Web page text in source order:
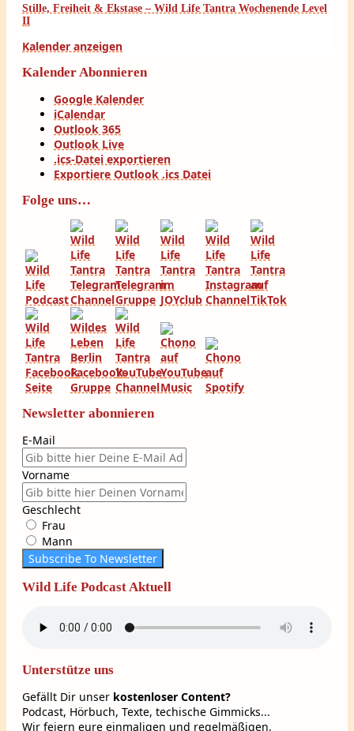
Stille, Freiheit & Ekstase – Wild Life Tantra Wochenende Level
II
Kalender anzeigen
Kalender Abonnieren
Google Kalender
iCalendar
Outlook 365
Outlook Live
.ics-Datei exportieren
Exportiere Outlook .ics Datei
Folge uns…
Newsletter abonnieren
E-Mail
Vorname
Geschlecht
Frau
Mann
Subscribe To Newsletter
Wild Life Podcast Aktuell
Unterstütze uns
Gefällt Dir unser kostenloser Content?
Podcast, Hörbuch, Texte, techische Gimmicks...
Wir feiern eure einmaligen und regelmäßigen,